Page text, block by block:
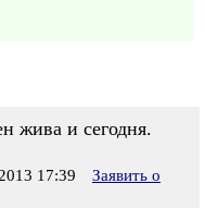
жива и сегодня.
17:39
Заявить о